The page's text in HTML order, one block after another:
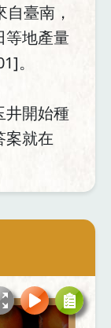
臺南，
等地產量
。
井開始種
案就在